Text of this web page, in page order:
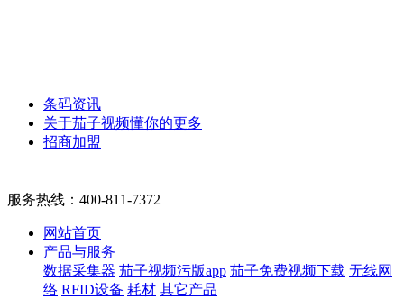
条码资讯
关于茄子视频懂你的更多
招商加盟
服务热线： 400-811-7372
网站首页
产品与服务
数据采集器 茄子视频污版app 茄子免费视频下载 无线网
络 RFID设备 耗材 其它产品